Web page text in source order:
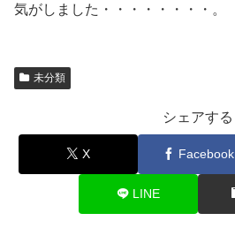
気がしました・・・・・・・・。
未分類
シェアする
X Facebook
LINE